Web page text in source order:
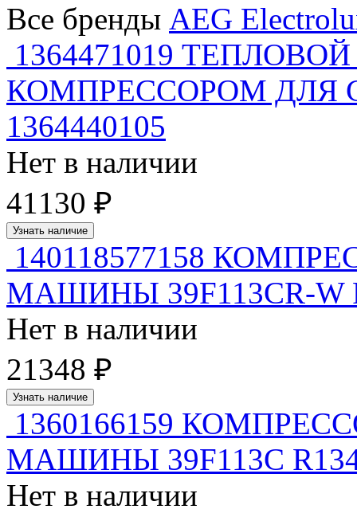
Все бренды AEG
1364471019
КОМПРЕССОРОМ ДЛЯ
1364440105
Нет в наличии
41130 ₽
Узнать наличие
140118577158
МАШИНЫ 39F113CR-W
Нет в наличии
21348 ₽
Узнать наличие
1360166159
МАШИНЫ 39F113C
Нет в наличии